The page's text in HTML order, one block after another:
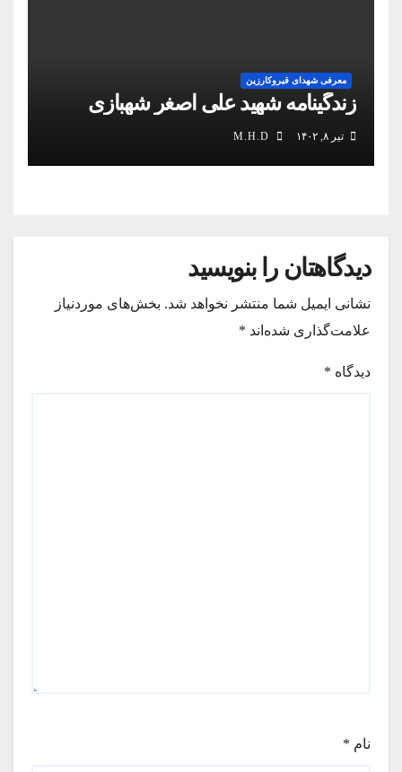
معرفی شهدای قیروکارزین
زندگینامه شهید علی اصغر شهبازی
تیر ۸, ۱۴۰۲
دیدگاهتان را بنویسید
نشانی ایمیل شما منتشر نخواهد شد. بخش‌های موردنیاز
علامت‌گذاری شده‌اند *
دیدگاه *
نام *